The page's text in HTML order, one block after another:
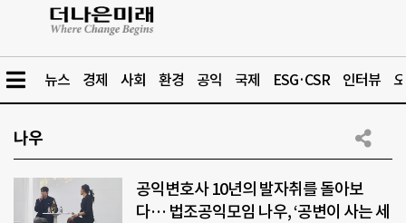
뉴스 경제 사회 환경 공익 국제 ESG·CSR 인터뷰
나우
공익변호사 10년의 발자취를 돌아보
다… 법조공익모임 나우, ‘공변이 사는 세